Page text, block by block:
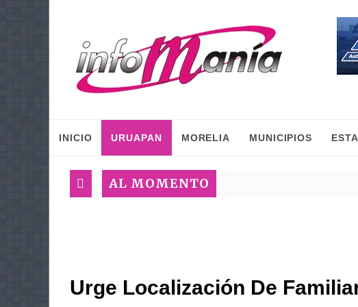
INICIO URUAPAN MORELIA MUNICIPIOS
AL MOMENTO
Urge Localización De